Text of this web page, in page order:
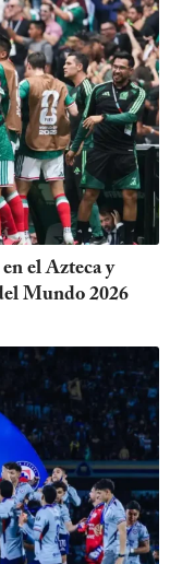
el Azteca y
Mundo 2026